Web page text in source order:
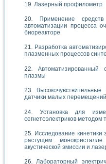
Лазерный профилометр
Применение
автоматизации процесса
биореакторе
Разработка
плазменных процессов
Автоматизированный
плазмы
датчики малых
Установка для
сегнетоэлектриков
Исследование
растущем
акустической эмиссии и
Лабораторный